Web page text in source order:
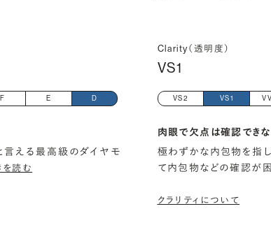
F E D
える最高級のダイヤモ
を読む
Clarity（透明度）
VS1
VS2 VS1
肉眼で欠点は確認できな
極わずかな内包物を指
て内包物などの確認が
クラリティについて